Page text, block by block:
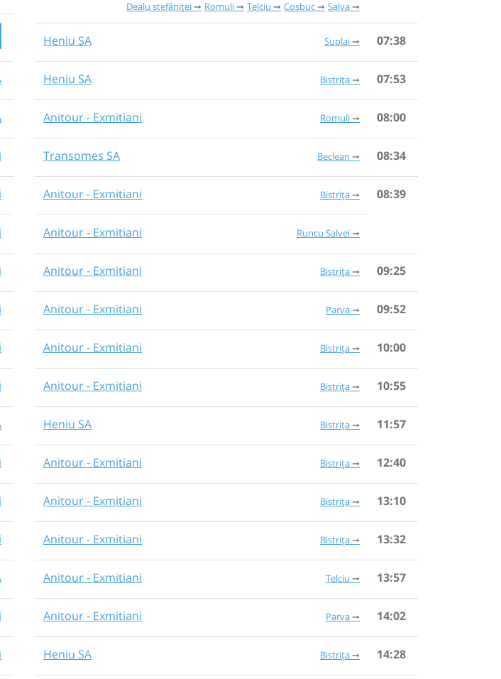
Dealu ștefăniței
Romuli Telciu Coșbuc Salva
Heniu SA Suplai 07:38
Heniu SA Bistrița 07:53
Anitour - Exmitiani Romuli 08:00
Transomes SA Beclean 08:34
Anitour - Exmitiani Bistrița 08:39
Anitour - Exmitiani Runcu Salvei
Anitour - Exmitiani Bistrița 09:25
Anitour - Exmitiani Parva 09:52
Anitour - Exmitiani Bistrița 10:00
Anitour - Exmitiani Bistrița 10:55
Heniu SA Bistrița 11:57
Anitour - Exmitiani Bistrița 12:40
Anitour - Exmitiani Bistrița 13:10
Anitour - Exmitiani Bistrița 13:32
Anitour - Exmitiani Telciu 13:57
Anitour - Exmitiani Parva 14:02
Heniu SA Bistrița 14:28